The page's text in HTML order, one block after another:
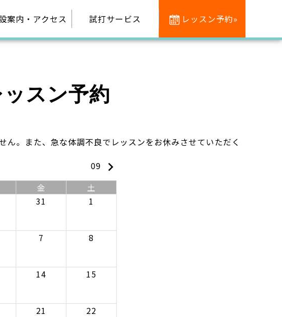
案内・アクセス 試打サービス レッスン予約»
スン予約
。また、急な体調不良でレッスンをお休みさせていただく
09 keyboard_arrow_right
金
土
31 1
7 8
14 15
21 22